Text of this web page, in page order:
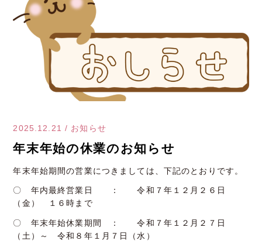
空き家即金買取
2025.12.21 / お知らせ
年末年始の休業のお知らせ
年末年始期間の営業につきましては、下記のとおりです。
〇 年内最終営業日 ： 令和７年１２月２６日
（金） １６時まで
〇 年末年始休業期間 ： 令和７年１２月２７日
（土）～ 令和８年１月７日（水）